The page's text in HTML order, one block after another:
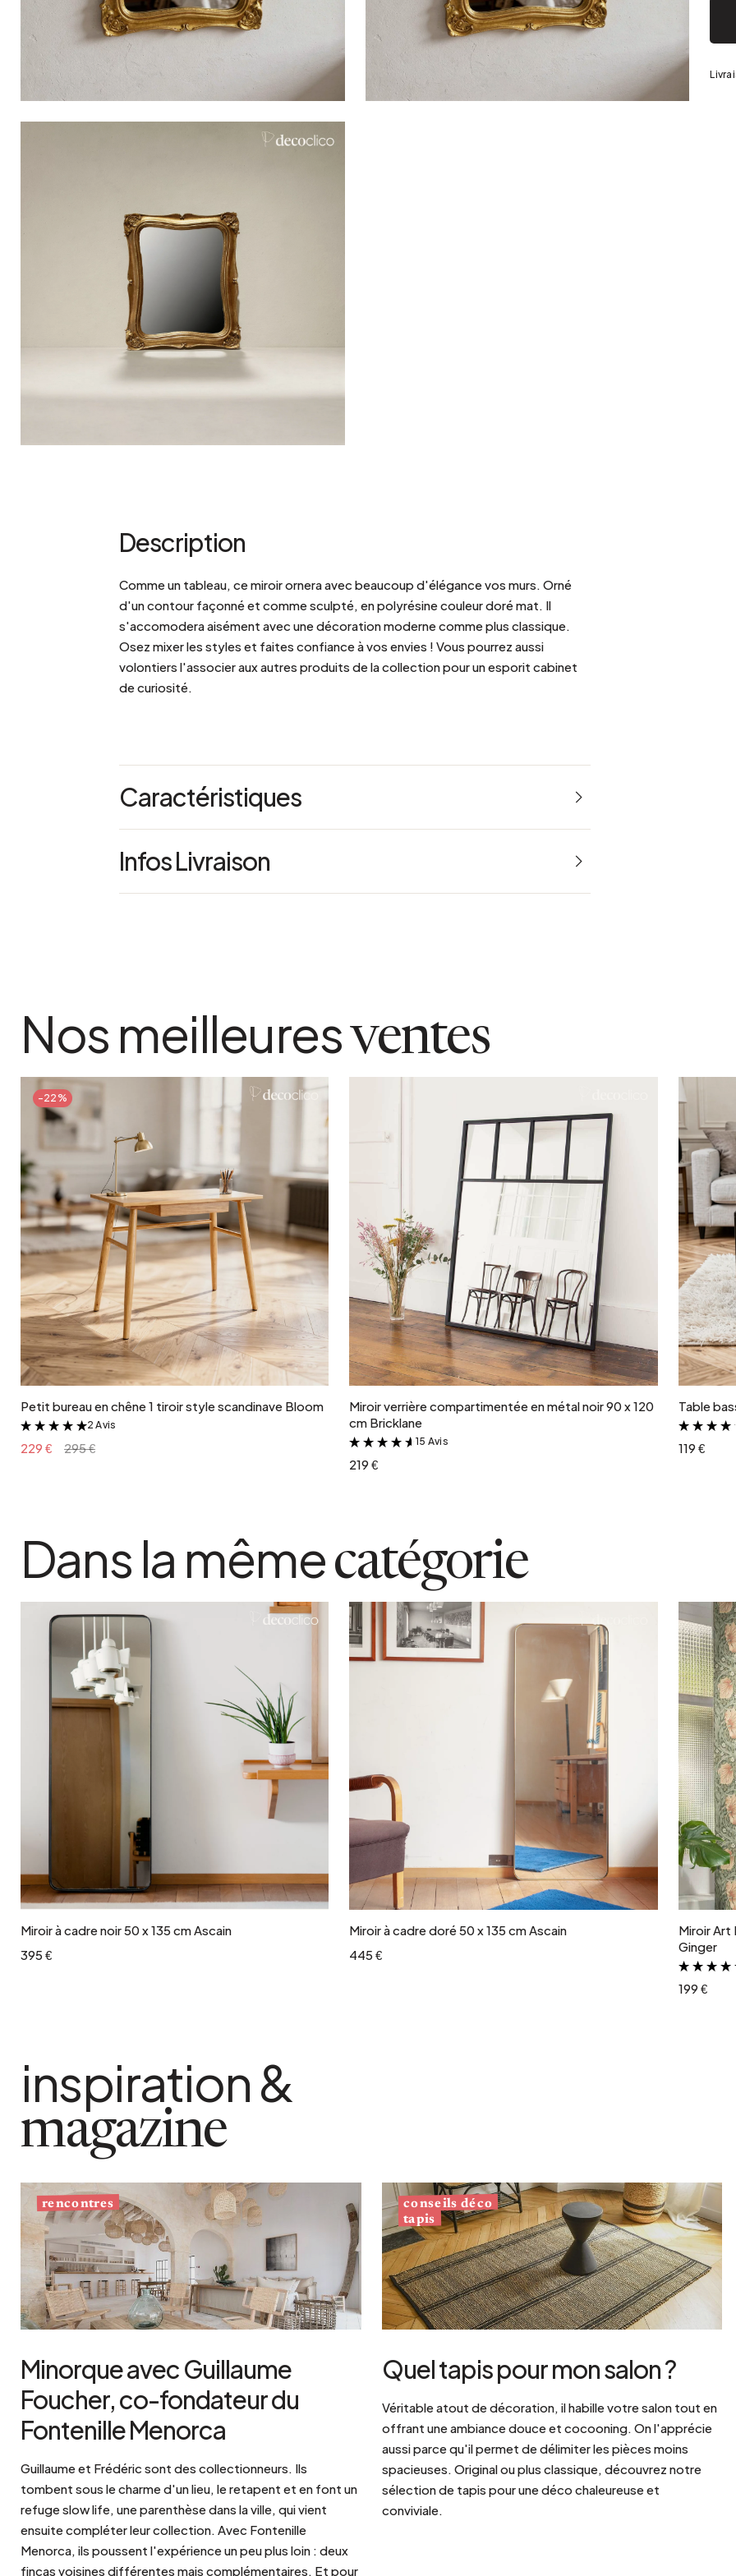
Bistrot
Bord de mer
Brocante
Contemporain
Esprit Haussmannien
Grand hôtel
Velours
Bois blond
Papier mâché
Zinc et galva
Argenté
Description
Comme un tableau, ce miroir ornera avec beaucoup d'élégance vos murs. Orné
d'un contour façonné et comme sculpté, en polyrésine couleur doré mat. Il
s'accomodera aisément avec une décoration moderne comme plus classique.
Osez mixer les styles et faites confiance à vos envies ! Vous pourrez aussi
volontiers l'associer aux autres produits de la collection pour un esporit cabinet
de curiosité.
Caractéristiques
couleur
Infos Livraison
Nos meilleuresventes
-22%
Ajouter au panier
Petit bureau en chêne 1 tiroir style scandinave Bloom
&
2 Avis
229 € 295 €
Ajouter au panier
Miroir verrière compartimentée en métal noir 90 x 120
cm Bricklane
&
15 Avis
219 €
Table
119 €
Dans la mêmecatégorie
Ajouter au panier
Miroir à cadre noir 50 x 135 cm Ascain
395 €
Ajouter au panier
Miroir à cadre doré 50 x 135 cm Ascain
445 €
Miroir Art
Ginger
199 €
inspiration &
magazine
rencontres
Minorque avec Guillaume
Foucher, co-fondateur du
Fontenille Menorca
Guillaume et Frédéric sont des collectionneurs. Ils
tombent sous le charme d'un lieu, le retapent et en font un
refuge slow life, une parenthèse dans la ville, qui vient
ensuite compléter leur collection. Avec Fontenille
Menorca, ils poussent l'expérience un peu plus loin : deux
fincas voisines différentes mais complémentaires. Et pour
conseils déco
tapis
Quel tapis pour mon salon ?
Véritable atout de décoration, il habille votre salon tout en
offrant une ambiance douce et cocooning. On l'apprécie
aussi parce qu'il permet de délimiter les pièces moins
spacieuses. Original ou plus classique, découvrez notre
sélection de tapis pour une déco chaleureuse et
conviviale.